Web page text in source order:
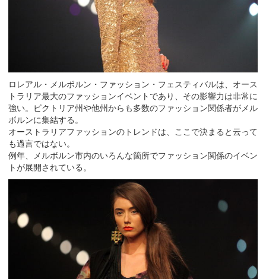
ロレアル・メルボルン・ファッション・フェスティバルは、オース
トラリア最大のファッションイベントであり、その影響力は非常に
強い。ビクトリア州や他州からも多数のファッション関係者がメル
ボルンに集結する。
オーストラリアファッションのトレンドは、ここで決まると云って
も過言ではない。
例年、メルボルン市内のいろんな箇所でファッション関係のイベン
トが展開されている。